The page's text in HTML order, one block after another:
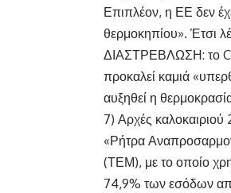
Επιπλέον, η ΕΕ δεν
θερμοκηπίου». Έτσι
ΔΙΑΣΤΡΕΒΛΩΣΗ: το
προκαλεί καμιά
αυξηθεί η
7) Αρχές καλοκαιριού
«Ρήτρα
(ΤΕΜ), με το οποίο
74,9% των εσόδων